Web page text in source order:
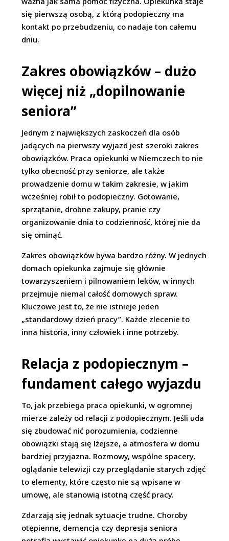
się pierwszą osobą, z którą podopieczny ma
kontakt po przebudzeniu, co nadaje ton całemu
dniu.
Zakres obowiązków – dużo
więcej niż „dopilnowanie
seniora”
Jednym z największych zaskoczeń dla osób
jadących na pierwszy wyjazd jest szeroki zakres
obowiązków. Praca opiekunki w Niemczech to nie
tylko obecność przy seniorze, ale także
prowadzenie domu w takim zakresie, w jakim
wcześniej robił to podopieczny. Gotowanie,
sprzątanie, drobne zakupy, pranie czy
organizowanie dnia to codzienność, której nie da
się ominąć.
Zakres obowiązków bywa bardzo różny. W jednych
domach opiekunka zajmuje się głównie
towarzyszeniem i pilnowaniem leków, w innych
przejmuje niemal całość domowych spraw.
Kluczowe jest to, że nie istnieje jeden
„standardowy dzień pracy”. Każde zlecenie to
inna historia, inny człowiek i inne potrzeby.
Relacja z podopiecznym –
fundament całego wyjazdu
To, jak przebiega praca opiekunki, w ogromnej
mierze zależy od relacji z podopiecznym. Jeśli uda
się zbudować nić porozumienia, codzienne
obowiązki stają się lżejsze, a atmosfera w domu
bardziej przyjazna. Rozmowy, wspólne spacery,
oglądanie telewizji czy przeglądanie starych zdjęć
to elementy, które często nie są wpisane w
umowę, ale stanowią istotną część pracy.
Zdarzają się jednak sytuacje trudne. Choroby
otępienne, demencja czy depresja seniora